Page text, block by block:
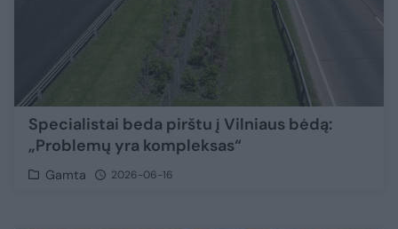
Specialistai beda pirštu į Vilniaus bėdą:
„Problemų yra kompleksas“
Gamta 2026-06-16